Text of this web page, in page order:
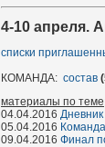
4-10 апреля.
списки
КОМАНДА: состав
материалы по теме
04.04.2016
05.04.2016
09.04.2016 Финал